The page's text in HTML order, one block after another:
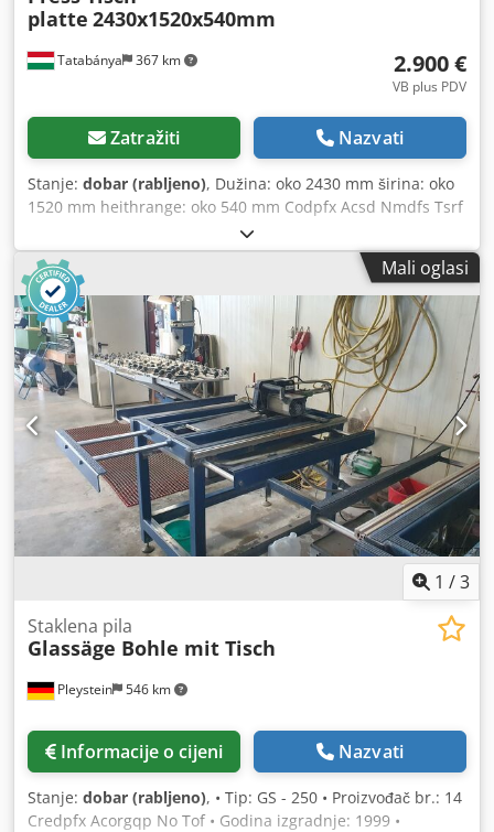
Tatabánya 367 km
platte 2430x1520x540mm
2.900 €
VB plus PDV
Zatražiti Nazvati
Stanje: dobar (rabljeno), Dužina: oko 2430 mm širina: oko
1520 mm heithrange: oko 540 mm Codpfx Acsd Nmdfs Tsrf
Mali oglasi
1 /3
Pleystein 546 km
Staklena pila
Glassäge Bohle mit Tisch
Informacije o cijeni Nazvati
Stanje: dobar (rabljeno), • Tip: GS - 250 • Proizvođač br.: 14
Credpfx Acorgqp No Tof • Godina izgradnje: 1999 •